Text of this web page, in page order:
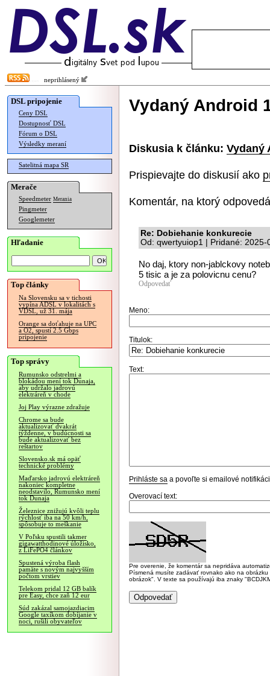
neprihlásený
DSL pripojenie
Ceny DSL
Dostupnosť DSL
Fórum o DSL
Výsledky meraní
Satelitná mapa SR
Merače
Speedmeter Merania
Pingmeter
Googlemeter
Hľadanie
Top články
Na Slovensku sa v tichosti
vypína ADSL v lokalitách s
VDSL, už 31. mája
Orange sa doťahuje na UPC
a O2, spustí 2.5 Gbps
pripojenie
Top správy
Rumunsko odstrelmi a
blokádou mení tok Dunaja,
aby udržalo jadrovú
elektráreň v chode
Joj Play výrazne zdražuje
Chrome sa bude
aktualizovať dvakrát
týždenne, v budúcnosti sa
bude aktualizovať bez
reštartov
Slovensko.sk má opäť
technické problémy
Maďarsko jadrovú elektráreň
nakoniec kompletne
neodstavilo, Rumunsko mení
tok Dunaja
Železnice znižujú kvôli teplu
rýchlosť iba na 50 km/h,
spôsobuje to meškanie
V Poľsku spustili takmer
gigawatthodinové úložisko,
z LiFePO4 článkov
Spustená výroba flash
pamäte s novým najvyšším
počtom vrstiev
Telekom pridal 12 GB balík
pre Easy, chce zaň 12 eur
Súd zakázal samojazdiacim
Google taxíkom dobíjanie v
noci, rušili obyvateľov
Vydaný Android
Diskusia k článku: Vydaný
Prispievajte do diskusií ako
Komentár, na ktorý
Re: Dobiehanie konkurecie
Od: qwertyuiop1 | Pridané: 2025-
No daj, ktory non-jablckovy
5 tisic a je za polovicnu cenu?
Odpovedať
Meno:
Titulok:
Text:
Prihláste sa a povoľte si emailové
Overovací text:
Pre overenie, že komentár sa nepridáva
Písmená musíte zadávať rovnako ako na
obrázok". V texte sa používajú iba znaky